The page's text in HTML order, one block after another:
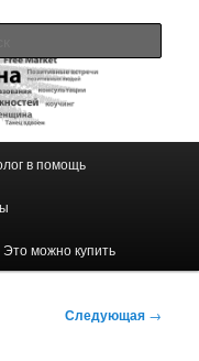
в помощь
Это можно купить
Следующая →